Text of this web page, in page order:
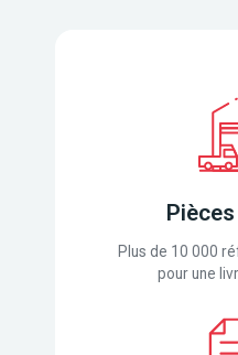
Plus de 10 000
pour une